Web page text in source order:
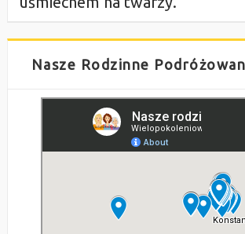
Nasze Rodzinne